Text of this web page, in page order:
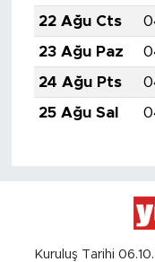
22 Ağu Cts
23 Ağu Paz
24 Ağu Pts
25 Ağu Sal
Kuruluş Tarihi